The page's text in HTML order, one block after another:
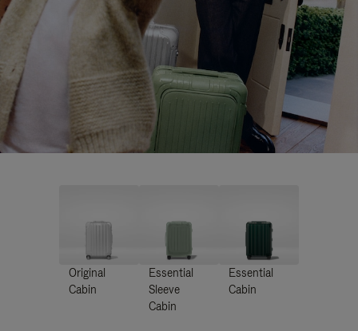
Original
Cabin
Essential
Sleeve
Cabin
Essential
Cabin